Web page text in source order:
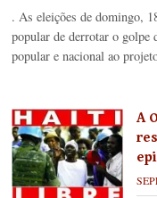
. As eleições de domingo,
popular de derrotar o golpe
popular e nacional ao
A